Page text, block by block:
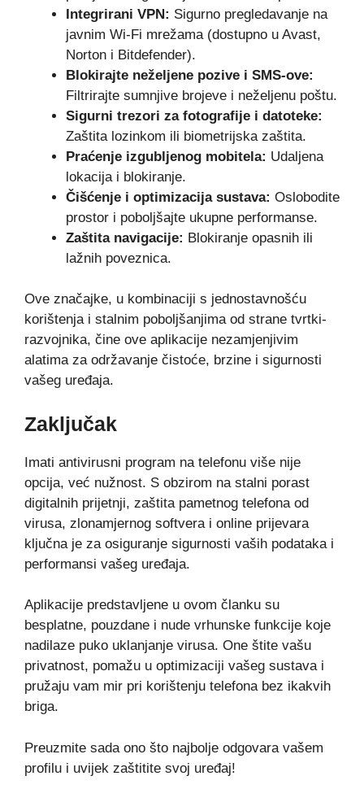
Integrirani VPN: Sigurno pregledavanje na
javnim Wi-Fi mrežama (dostupno u Avast,
Norton i Bitdefender).
Blokirajte neželjene pozive i SMS-ove:
Filtrirajte sumnjive brojeve i neželjenu poštu.
Sigurni trezori za fotografije i datoteke:
Zaštita lozinkom ili biometrijska zaštita.
Praćenje izgubljenog mobitela: Udaljena
lokacija i blokiranje.
Čišćenje i optimizacija sustava: Oslobodite
prostor i poboljšajte ukupne performanse.
Zaštita navigacije: Blokiranje opasnih ili
lažnih poveznica.
Ove značajke, u kombinaciji s jednostavnošću
korištenja i stalnim poboljšanjima od strane tvrtki-
razvojnika, čine ove aplikacije nezamjenjivim
alatima za održavanje čistoće, brzine i sigurnosti
vašeg uređaja.
Zaključak
Imati antivirusni program na telefonu više nije
opcija, već nužnost. S obzirom na stalni porast
digitalnih prijetnji, zaštita pametnog telefona od
virusa, zlonamjernog softvera i online prijevara
ključna je za osiguranje sigurnosti vaših podataka i
performansi vašeg uređaja.
Aplikacije predstavljene u ovom članku su
besplatne, pouzdane i nude vrhunske funkcije koje
nadilaze puko uklanjanje virusa. One štite vašu
privatnost, pomažu u optimizaciji vašeg sustava i
pružaju vam mir pri korištenju telefona bez ikakvih
briga.
Preuzmite sada ono što najbolje odgovara vašem
profilu i uvijek zaštitite svoj uređaj!